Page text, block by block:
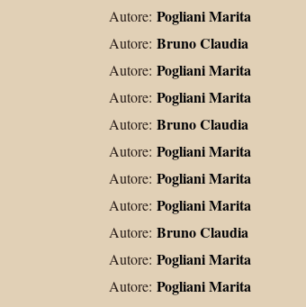
Autore: Pogliani Marita
Autore: Bruno Claudia
Autore: Pogliani Marita
Autore: Pogliani Marita
Autore: Bruno Claudia
Autore: Pogliani Marita
Autore: Pogliani Marita
Autore: Pogliani Marita
Autore: Bruno Claudia
Autore: Pogliani Marita
Autore: Pogliani Marita